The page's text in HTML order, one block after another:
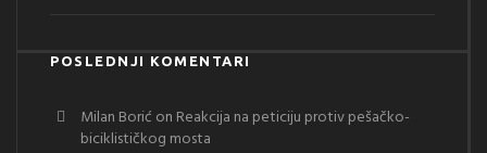
POSLEDNJI KOMENTARI
Milan Borić on Reakcija na peticiju protiv pešačko-
biciklističkog mosta